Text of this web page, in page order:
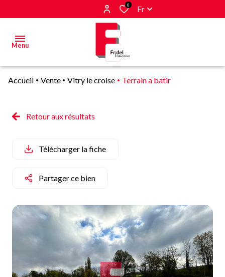
0 Fr
Menu
Estimer
vendus
E-mail
sommes-
Accueil Vente Vitry le croise Terrain a batir
Retour aux résultats
Télécharger la fiche
Partager ce bien